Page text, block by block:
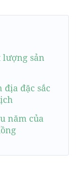
lượng sản
địa đặc sắc
năm của